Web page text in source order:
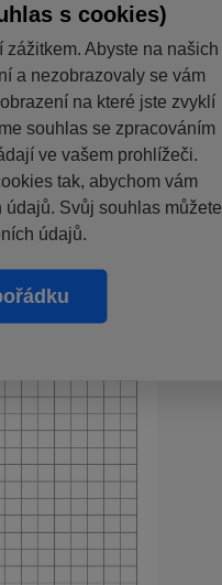
s cookies)
Abyste na našich
a nezobrazovaly se vám
na které jste zvyklí
souhlas se zpracováním
ve vašem prohlížeči.
tak, abychom vám
Svůj souhlas můžete
údajů.